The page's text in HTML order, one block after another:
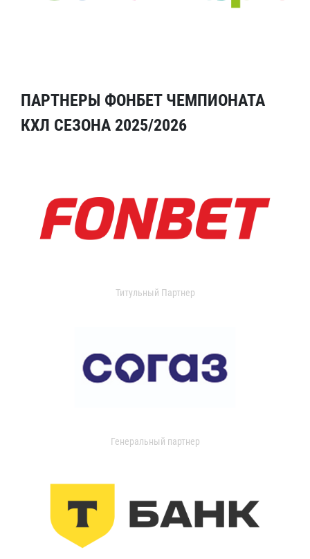
ПАРТНЕРЫ ФОНБЕТ ЧЕМПИОНАТА
КХЛ СЕЗОНА 2025/2026
Титульный Партнер
Генеральный партнер